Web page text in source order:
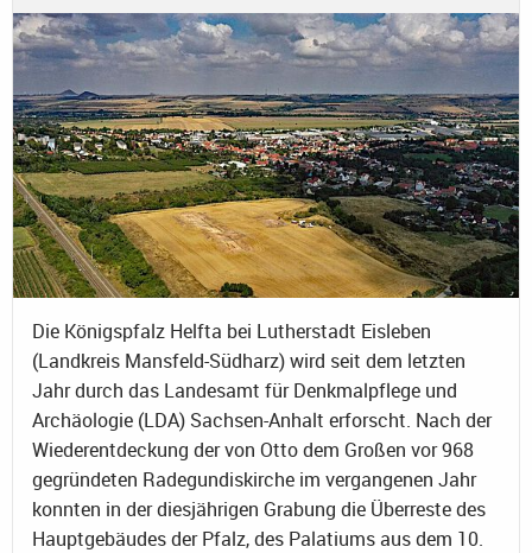
Die Königspfalz Helfta bei Lutherstadt Eisleben
(Landkreis Mansfeld-Südharz) wird seit dem letzten
Jahr durch das Landesamt für Denkmalpflege und
Archäologie (LDA) Sachsen-Anhalt erforscht. Nach der
Wiederentdeckung der von Otto dem Großen vor 968
gegründeten Radegundiskirche im vergangenen Jahr
konnten in der diesjährigen Grabung die Überreste des
Hauptgebäudes der Pfalz, des Palatiums aus dem 10.